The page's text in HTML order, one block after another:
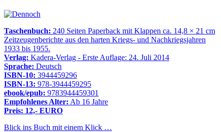
Taschenbuch: 240 Seiten Paperback mit Klappen ca. 14,8 × 21 cm
Zeitzeugenberichte aus den harten Kriegs- und Nachkriegsjahren
1933 bis 1955.
Verlag: Kadera-Verlag - Erste Auflage: 24. Juli 2014
Sprache: Deutsch
ISBN-10: 3944459296
ISBN-13: 978-3944459295
ebook/epub: 9783944459301
Empfohlenes Alter: Ab 16 Jahre
Preis: 12,- EURO
Blick ins Buch mit einem Klick …